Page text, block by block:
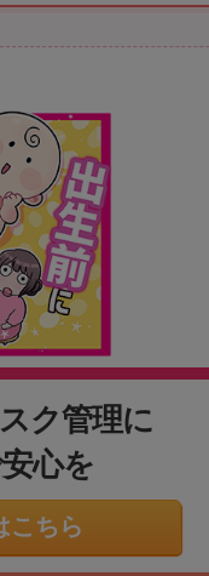
ク管理に
心を
こちら